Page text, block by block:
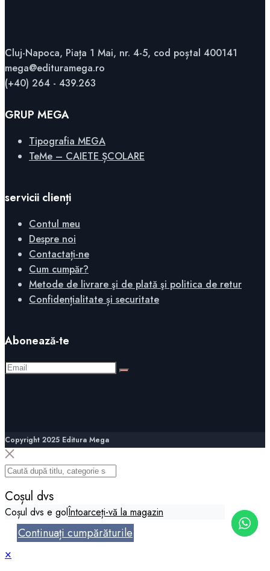
Cluj-Napoca, Piața 1 Mai, nr. 4-5, cod poștal 400141
mega@edituramega.ro
(+40) 264 - 439.263
GRUP MEGA
Tipografia MEGA
TeMe – CAIETE ȘCOLARE
servicii clienți
Contul meu
Despre noi
Contactați-ne
Cum cumpăr?
Metode de livrare şi de plată şi politica de retur
Confidențialitate și securitate
Abonează-te
Copyright 2025 Editura Mega
Coșul dvs
Coșul dvs e golÎntoarceți-vă la magazin
Continuați cumpărăturile
×